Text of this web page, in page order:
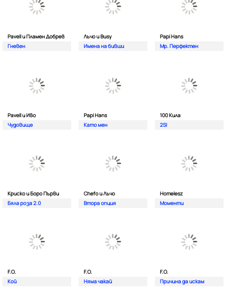
Pavell и Пламен Добрев
Гневен
Лъчо и Busy
Имена на бивши
Papi Hans
Мр. Перфектен
Pavell и Иво
Чудовище
Papi Hans
Като мен
100 Кила
2SI
Криско и Боро Първи
Бяла роза 2.0
Chefo и Лъчо
Втора опция
Homelesz
Моменти
F.O.
Кой
F.O.
Няма чакай
F.O.
Причина да искам